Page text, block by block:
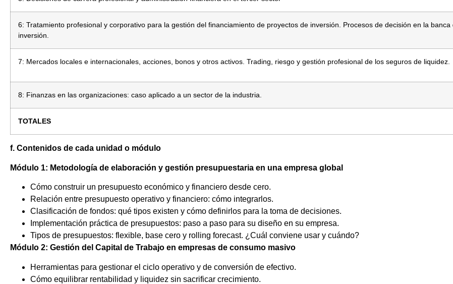
6: Tratamiento profesional y corporativo para la gestión del financiamiento de proyectos de inversión. Procesos de decisión en la banca
inversión.
7: Mercados locales e internacionales, acciones, bonos y otros activos. Trading, riesgo y gestión profesional de los seguros de liquidez.
8: Finanzas en las organizaciones: caso aplicado a un sector de la industria.
TOTALES
f. Contenidos de cada unidad o módulo
Módulo 1: Metodología de elaboración y gestión presupuestaria en una empresa global
Cómo construir un presupuesto económico y financiero desde cero.
Relación entre presupuesto operativo y financiero: cómo integrarlos.
Clasificación de fondos: qué tipos existen y cómo definirlos para la toma de decisiones.
Implementación práctica de presupuestos: paso a paso para su diseño en su empresa.
Tipos de presupuestos: flexible, base cero y rolling forecast. ¿Cuál conviene usar y cuándo?
Módulo 2: Gestión del Capital de Trabajo en empresas de consumo masivo
Herramientas para gestionar el ciclo operativo y de conversión de efectivo.
Cómo equilibrar rentabilidad y liquidez sin sacrificar crecimiento.